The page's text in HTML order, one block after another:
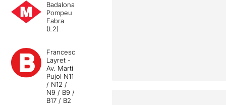
Badalona
Pompeu
Fabra
(L2)
Francesc
Layret -
Av. Martí
Pujol N11
/ N12 /
N9 / B9 /
B17 / B2